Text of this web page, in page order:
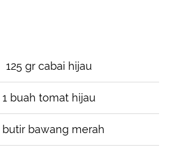
125 gr cabai hijau
1 buah tomat hijau
butir bawang merah